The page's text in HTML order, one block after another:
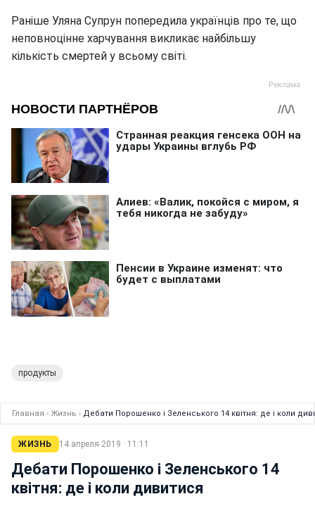
Раніше Уляна Супрун попередила українців про те, що
неповноцінне харчування викликає найбільшу
кількість смертей у всьому світі.
продукты
Главная › Жизнь › Дебати Порошенко і Зеленського 14 квітня: де і коли
ЖИЗНЬ 14 апреля 2019 · 11:11
Дебати Порошенко і Зеленського 14
квітня: де і коли дивитися